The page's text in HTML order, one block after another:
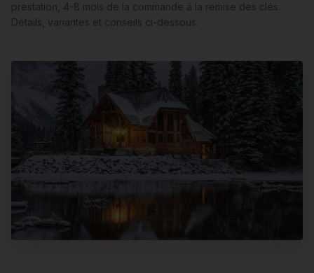
prestation, 4-8 mois de la commande à la remise des clés.
Détails, variantes et conseils ci-dessous.